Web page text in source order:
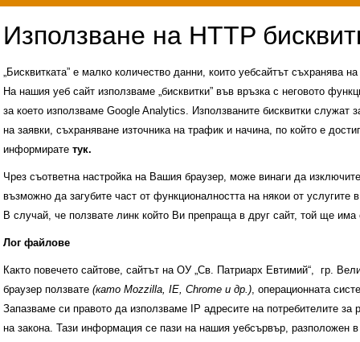
„Бисквитката” е малко количество данни, които уебсайтът съхранява
На нашия уеб сайт използваме „бисквитки” във връзка с неговото
за което използваме Google Analytics. Използваните бисквитки служат
на заявки, съхраняване източника на трафик и начина, по който е
информирате тук.
Чрез съответна настройка на Вашия браузер, може винаги да
възможно да загубите част от функционалността на някои от услугите
В случай, че ползвате линк който Ви препраща в друг сайт, той ще има
Лог файлове
Както повечето сайтове, сайтът на ОУ „Св. Патриарх Евтимий“, гр.
браузер ползвате (като Mozzilla, IE, Chrome и др.), операционната
Запазваме си правото да използваме IP адресите на потребителите
на закона. Тази информация се пази на нашия уебсървър,